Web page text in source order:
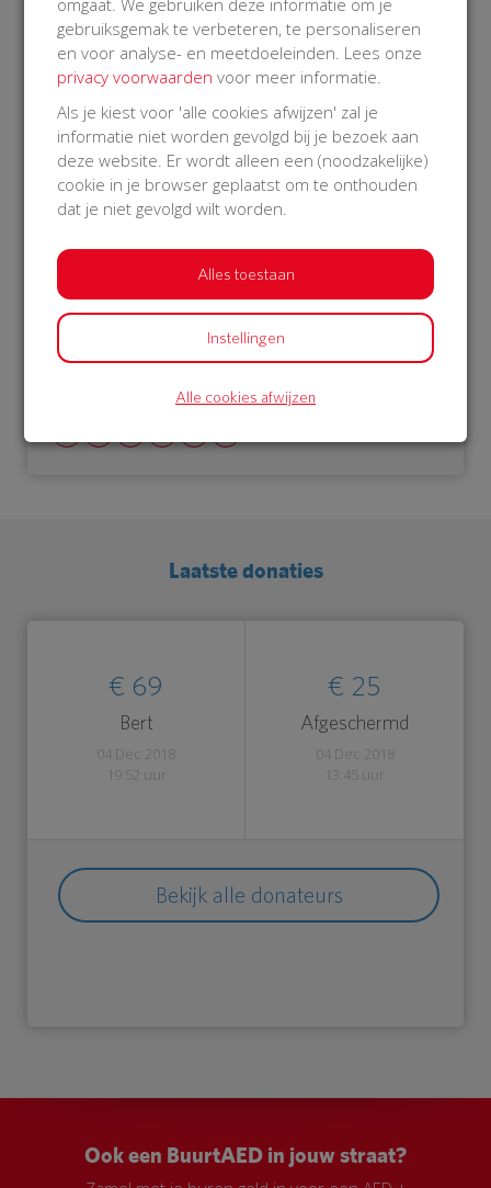
geld terug gestort van buurtAED maar hebben we
ook geen buurt AED! Het mag toch niet gaan
gebeuren dat we het bedrag niet op tijd bij elkaar
gaan krijgen.
Dus met elkaar nog even onze mede Zilkers erop
wijzen dat ze zeker moeten doneren en graag
voor 10 december a.s. En mocht je nog een leuke
inzamelingsactie weten? Schroom niet. Het
ingezamelde geld kun je bij mij, Lijsterbesstraat 1
inleveren of zelf (nog) een donatie doen voor dit
ingezamelde bedrag
Help je mee? Doneer voor onze BuurtAED!
Laatste donaties
€ 69
Bert
04 Dec 2018
19:52 uur
€ 25
Afgeschermd
04 Dec 2018
13:45 uur
Bekijk alle donateurs
Ook een BuurtAED in jouw straat?
gebruiksgemak te verbeteren, te personaliseren
en voor analyse- en meetdoeleinden. Lees onze
privacy voorwaarden voor meer informatie.
Als je kiest voor 'alle cookies afwijzen' zal je
informatie niet worden gevolgd bij je bezoek aan
deze website. Er wordt alleen een (noodzakelijke)
cookie in je browser geplaatst om te onthouden
dat je niet gevolgd wilt worden.
Alles toestaan
Instellingen
Alle cookies afwijzen